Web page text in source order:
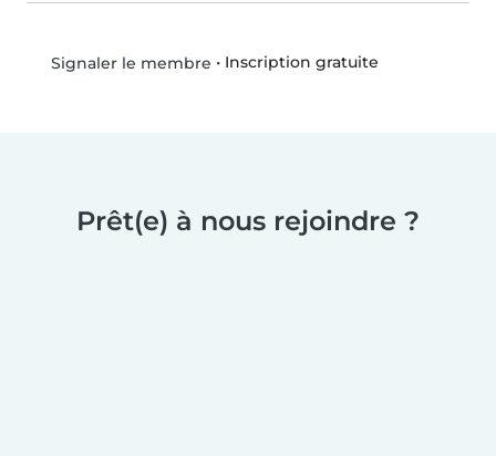
Signaler le membre • Inscription gratuite
Prêt(e) à nous rejoindre ?